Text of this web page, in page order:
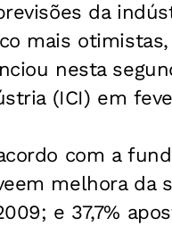
da
mais
nesta
(ICI) em
com a
melhora da
e 37,7%